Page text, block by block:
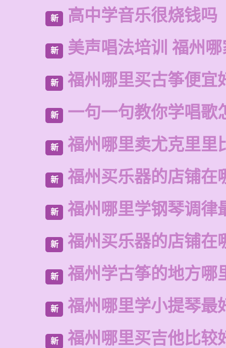
新 高中学音乐很烧钱吗
新 美声唱法培训 福州
新 福州哪里买古筝便宜
新 一句一句教你学唱歌
新 福州哪里卖尤克里里
新 福州买乐器的店铺在
新 福州哪里学钢琴调律
新 福州买乐器的店铺在
新 福州学古筝的地方哪
新 福州哪里学小提琴最
新 福州哪里买吉他比较